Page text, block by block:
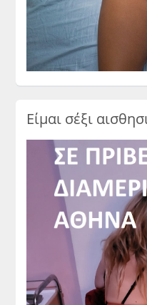
Είμαι σέξι